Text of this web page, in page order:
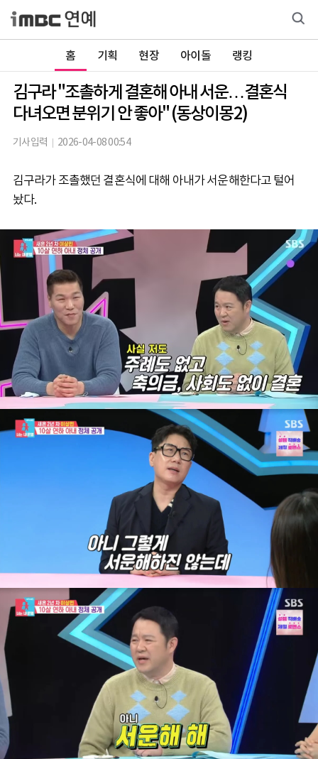
홈 기획 현장 아이돌 랭킹
김구라 "조촐하게 결혼해 아내 서운…결혼식
다녀오면 분위기 안 좋아" (동상이몽2)
기사입력 2026-04-08 00:54
김구라가 조촐했던 결혼식에 대해 아내가 서운해한다고 털어
놨다.